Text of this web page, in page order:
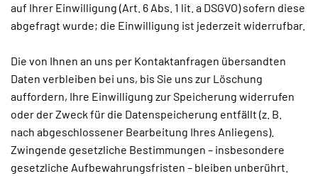
auf Ihrer Einwilligung (Art. 6 Abs. 1 lit. a DSGVO) sofern diese
abgefragt wurde; die Einwilligung ist jederzeit widerrufbar.
Die von Ihnen an uns per Kontaktanfragen übersandten
Daten verbleiben bei uns, bis Sie uns zur Löschung
auffordern, Ihre Einwilligung zur Speicherung widerrufen
oder der Zweck für die Datenspeicherung entfällt (z. B.
nach abgeschlossener Bearbeitung Ihres Anliegens).
Zwingende gesetzliche Bestimmungen – insbesondere
gesetzliche Aufbewahrungsfristen – bleiben unberührt.